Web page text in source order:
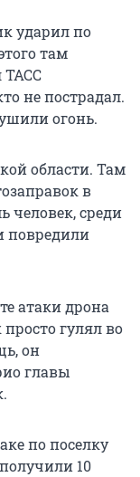
ударил по
там
ТАСС
не пострадал.
огонь.
области. Там
в
человек, среди
повредили
атаки дрона
гулял во
он
главы
по поселку
10